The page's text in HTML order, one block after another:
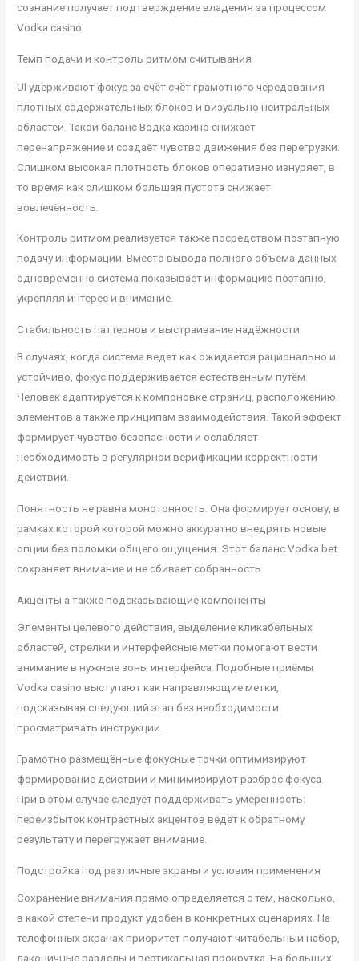
сознание получает подтверждение владения за процессом
Vodka casino.
Темп подачи и контроль ритмом считывания
UI удерживают фокус за счёт счёт грамотного чередования
плотных содержательных блоков и визуально нейтральных
областей. Такой баланс Водка казино снижает
перенапряжение и создаёт чувство движения без перегрузки.
Слишком высокая плотность блоков оперативно изнуряет, в
то время как слишком большая пустота снижает
вовлечённость.
Контроль ритмом реализуется также посредством поэтапную
подачу информации. Вместо вывода полного объема данных
одновременно система показывает информацию поэтапно,
укрепляя интерес и внимание.
Стабильность паттернов и выстраивание надёжности
В случаях, когда система ведет как ожидается рационально и
устойчиво, фокус поддерживается естественным путём.
Человек адаптируется к компоновке страниц, расположению
элементов а также принципам взаимодействия. Такой эффект
формирует чувство безопасности и ослабляет
необходимость в регулярной верификации корректности
действий.
Понятность не равна монотонность. Она формирует основу, в
рамках которой которой можно аккуратно внедрять новые
опции без поломки общего ощущения. Этот баланс Vodka bet
сохраняет внимание и не сбивает собранность.
Акценты а также подсказывающие компоненты
Элементы целевого действия, выделение кликабельных
областей, стрелки и интерфейсные метки помогают вести
внимание в нужные зоны интерфейса. Подобные приёмы
Vodka casino выступают как направляющие метки,
подсказывая следующий этап без необходимости
просматривать инструкции.
Грамотно размещённые фокусные точки оптимизируют
формирование действий и минимизируют разброс фокуса.
При в этом случае следует поддерживать умеренность:
переизбыток контрастных акцентов ведёт к обратному
результату и перегружает внимание.
Подстройка под различные экраны и условия применения
Сохранение внимания прямо определяется с тем, насколько,
в какой степени продукт удобен в конкретных сценариях. На
телефонных экранах приоритет получают читабельный набор,
лаконичные разделы и вертикальная прокрутка. На больших